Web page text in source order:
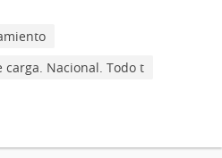
Nacional. Todo t